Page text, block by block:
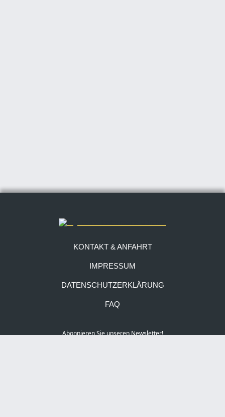
KONTAKT & ANFAHRT
IMPRESSUM
DATENSCHUTZERKLÄRUNG
FAQ
Abonnieren Sie unseren Newsletter!